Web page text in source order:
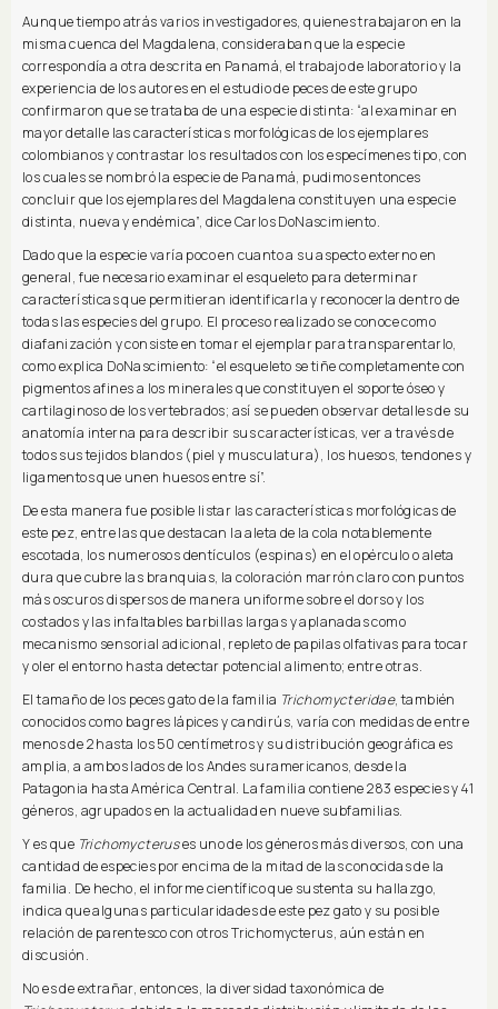
Aunque tiempo atrás varios investigadores, quienes trabajaron en la
misma cuenca del Magdalena, consideraban que la especie
correspondía a otra descrita en Panamá, el trabajo de laboratorio y la
experiencia de los autores en el estudio de peces de este grupo
confirmaron que se trataba de una especie distinta: “al examinar en
mayor detalle las características morfológicas de los ejemplares
colombianos y contrastar los resultados con los especímenes tipo, con
los cuales se nombró la especie de Panamá, pudimos entonces
concluir que los ejemplares del Magdalena constituyen una especie
distinta, nueva y endémica”, dice Carlos DoNascimiento.
Dado que la especie varía poco en cuanto a su aspecto externo en
general, fue necesario examinar el esqueleto para determinar
características que permitieran identificarla y reconocerla dentro de
todas las especies del grupo. El proceso realizado se conoce como
diafanización y consiste en tomar el ejemplar para transparentarlo,
como explica DoNascimiento: “el esqueleto se tiñe completamente con
pigmentos afines a los minerales que constituyen el soporte óseo y
cartilaginoso de los vertebrados; así se pueden observar detalles de su
anatomía interna para describir sus características, ver a través de
todos sus tejidos blandos (piel y musculatura), los huesos, tendones y
ligamentos que unen huesos entre sí”.
De esta manera fue posible listar las características morfológicas de
este pez, entre las que destacan la aleta de la cola notablemente
escotada, los numerosos dentículos (espinas) en el opérculo o aleta
dura que cubre las branquias, la coloración marrón claro con puntos
más oscuros dispersos de manera uniforme sobre el dorso y los
costados y las infaltables barbillas largas y aplanadas como
mecanismo sensorial adicional, repleto de papilas olfativas para tocar
y oler el entorno hasta detectar potencial alimento; entre otras.
El tamaño de los peces gato de la familia Trichomycteridae, también
conocidos como bagres lápices y candirús, varía con medidas de entre
menos de 2 hasta los 50 centímetros y su distribución geográfica es
amplia, a ambos lados de los Andes suramericanos, desde la
Patagonia hasta América Central. La familia contiene 283 especies y 41
géneros, agrupados en la actualidad en nueve subfamilias.
Y es que Trichomycteruses uno de los géneros más diversos, con una
cantidad de especies por encima de la mitad de las conocidas de la
familia. De hecho, el informe científico que sustenta su hallazgo,
indica que algunas particularidades de este pez gato y su posible
relación de parentesco con otros Trichomycterus, aún están en
discusión.
No es de extrañar, entonces, la diversidad taxonómica de